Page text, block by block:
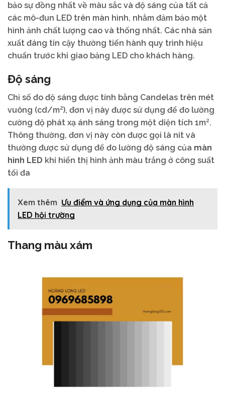
bảo sự đồng nhất về màu sắc và độ sáng của tất cả
các mô-đun LED trên màn hình, nhằm đảm bảo một
hình ảnh chất lượng cao và thống nhất. Các nhà sản
xuất đáng tin cậy thường tiến hành quy trình hiệu
chuẩn trước khi giao bảng LED cho khách hàng.
Độ sáng
Chỉ số đo độ sáng được tính bằng Candelas trên mét
vuông (cd/m²), đơn vị này được sử dụng để đo lường
cường độ phát xạ ánh sáng trong một diện tích 1m².
Thông thường, đơn vị này còn được gọi là nit và
thường được sử dụng để đo lường độ sáng của màn
hình LED khi hiển thị hình ảnh màu trắng ở công suất
tối đa
Xem thêm Ưu điểm và ứng dụng của màn hình
LED hội trường
Thang màu xám